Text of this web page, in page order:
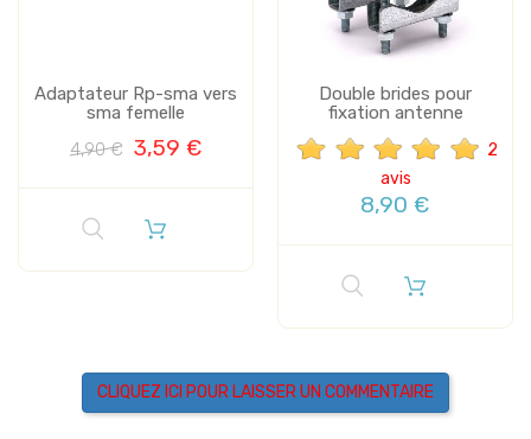
Adaptateur Rp-sma vers
sma femelle
4,90 € 3,59 €
Double brides pour
fixation antenne
2
avis
8,90 €
CLIQUEZ ICI POUR LAISSER UN COMMENTAIRE